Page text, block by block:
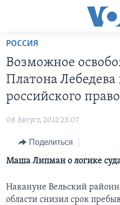
Перейти
основной
контент
основной
навигации
Перейти
поиск
АМЕРИКА
ИТОГИ
ПОЧЕМУ ЭТО ВАЖНО?
ДИСКУССИЯ VOA
НЬЮ-ЙОРК NEW YORK
ПРОЕКТЫ
НАША АМЕРИКАНСКАЯ
А КАК В АМЕРИКЕ?
АРТЕФАКТЫ
ТЕСТЫ
ИНТЕРВЬЮ
ФАКТЫ ПРОТИВ ФЕЙКОВ
ЗА СВОБОДУ ПРЕССЫ
ВИДЕО
РОССИЯ
Возможное
Платона
российского
08 Август, 2012 23:07
Поделиться
Маша Липман о логике
Накануне Вельский
области снизил срок